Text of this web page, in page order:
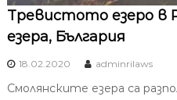
Тревистото езеро в
езера, България
18.02.2020 adminrilaws
Смолянските езера са